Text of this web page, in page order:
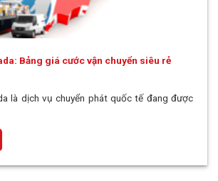
Bảng giá cước vận chuyển siêu rẻ
là dịch vụ chuyển phát quốc tế đang được